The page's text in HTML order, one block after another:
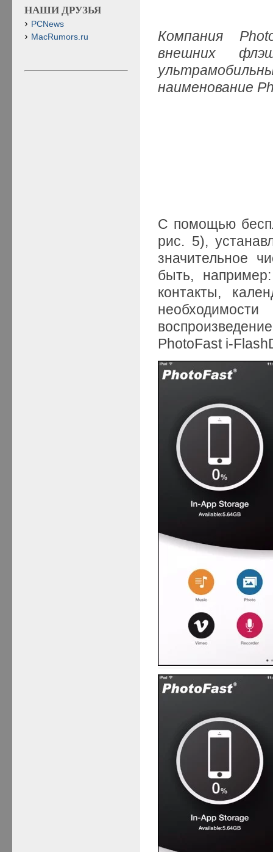
Компания
внешних
наименование
С помощью
рис. 5),
значительное
быть,
контакты,
PhotoFast i-
НАШИ ДРУЗЬЯ
PCNews
MacRumors.ru